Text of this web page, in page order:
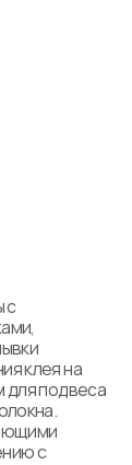
с
клея на
для подвеса
с